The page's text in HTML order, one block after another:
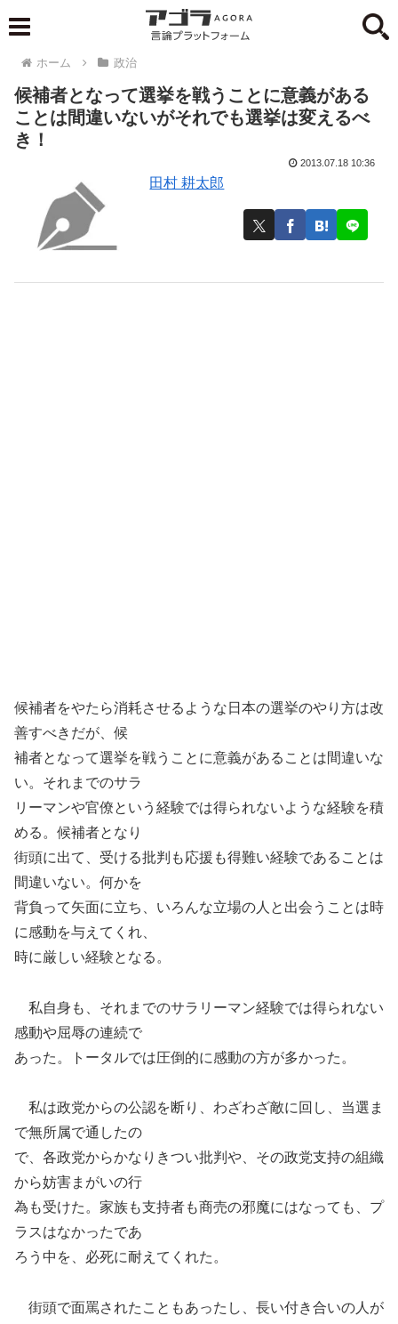
ホーム 政治
候補者となって選挙を戦うことに意義がある
ことは間違いないがそれでも選挙は変えるべ
き！
田村 耕太郎
2013.07.18 10:36
候補者をやたら消耗させるような日本の選挙のやり方は改
善すべきだが、候
補者となって選挙を戦うことに意義があることは間違いな
い。それまでのサラ
リーマンや官僚という経験では得られないような経験を積
める。候補者となり
街頭に出て、受ける批判も応援も得難い経験であることは
間違いない。何かを
背負って矢面に立ち、いろんな立場の人と出会うことは時
に感動を与えてくれ、
時に厳しい経験となる。
私自身も、それまでのサラリーマン経験では得られない
感動や屈辱の連続で
あった。トータルでは圧倒的に感動の方が多かった。
私は政党からの公認を断り、わざわざ敵に回し、当選ま
で無所属で通したの
で、各政党からかなりきつい批判や、その政党支持の組織
から妨害まがいの行
為も受けた。家族も支持者も商売の邪魔にはなっても、プ
ラスはなかったであ
ろう中を、必死に耐えてくれた。
街頭で面罵されたこともあったし、長い付き合いの人が